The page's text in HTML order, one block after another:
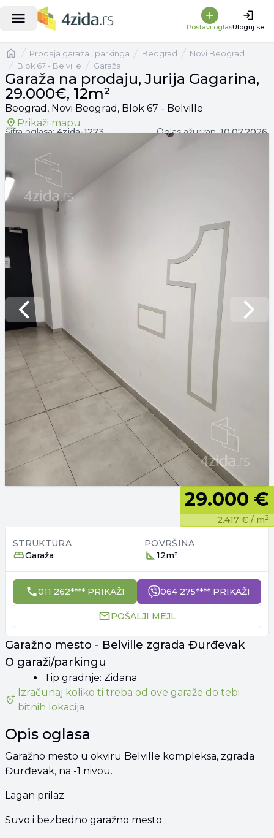
Postavi oglasUloguj se
|
Naslovnaprodaja garaža i parkinga Beograd
Novi Beograd
Blok 67 - Belville
Garaža
Garaža na prodaju, Jurija Gagarina,
29.000€, 12m²
Beograd, Novi Beograd, Blok 67 - Belville
Prikaži mapu
Šifra oglasa:4zida-1273 Oglas ažuriran: 10.07.2026.
Previous slide Next
29.000 €
2.417 € / m2
STRUKTURA
Garaža
POVRŠINA
12m²
011 262**** PRIKAŽI 064 275**** PRIKAŽI
POŠALJI MEJL
Garažno mesto - Belville zgrada Đurđevak
O garaži/parkingu
Tip gradnje: Zidana
Izračunaj koliko ti treba odove garaže do tebi
bitnih lokacija
Opis oglasa
Garažno mesto u okviru Belville kompleksa, zgrada
Đurđevak, na -1 nivou.
Lagan prilaz
Suvo i bezbedno garažno mesto